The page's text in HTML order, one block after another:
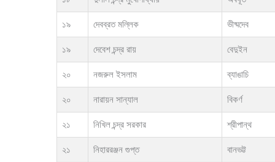
১৯ দেবব্রত মল্লিক ভীষ্মদেব
১৯ দেবেশ চন্দ্র রায় বেদুইন
২০ নজরুল ইসলাম ব্যাঙাচি
২০ নারায়ন সান্যাল বিকর্ণ
২১ নিখিল চন্দ্র সরকার শ্রীপান্থ
২১ নিহাররঞ্জন গুপ্ত বানভট্ট